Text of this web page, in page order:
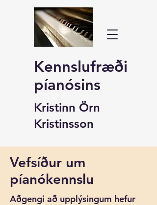
Kennslufræði
píanósins
Kristinn Örn
Kristinsson
Vefsíður um
píanókennslu
Aðgengi að upplýsingum hefur